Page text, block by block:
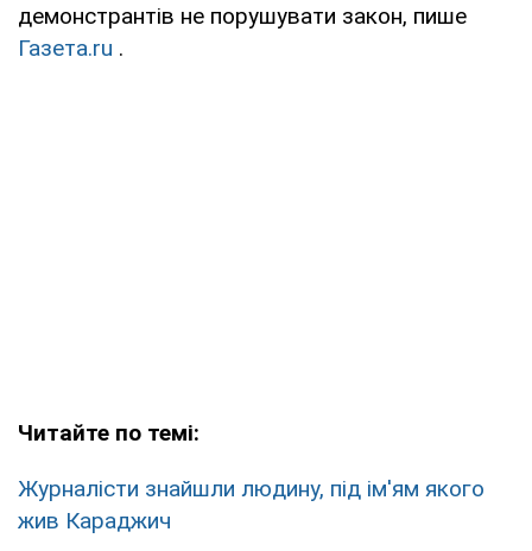
демонстрантів не порушувати закон, пише
Газета.ru .
Читайте по темі:
Журналісти знайшли людину, під ім'ям якого
жив Караджич